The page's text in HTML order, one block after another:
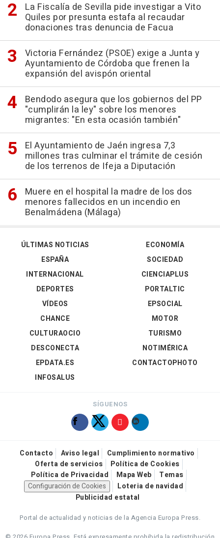
La Fiscalía de Sevilla pide investigar a Vito
Quiles por presunta estafa al recaudar
donaciones tras denuncia de Facua
Victoria Fernández (PSOE) exige a Junta y
Ayuntamiento de Córdoba que frenen la
expansión del avispón oriental
Bendodo asegura que los gobiernos del PP
"cumplirán la ley" sobre los menores
migrantes: "En esta ocasión también"
El Ayuntamiento de Jaén ingresa 7,3
millones tras culminar el trámite de cesión
de los terrenos de Ifeja a Diputación
Muere en el hospital la madre de los dos
menores fallecidos en un incendio en
Benalmádena (Málaga)
ÚLTIMAS NOTICIAS
ESPAÑA
INTERNACIONAL
DEPORTES
VÍDEOS
ECONOMÍA
SOCIEDAD
CIENCIAPLUS
PORTALTIC
EPSOCIAL
CHANCE
CULTURAOCIO
DESCONECTA
EPDATA.ES
INFOSALUS
MOTOR
TURISMO
NOTIMÉRICA
CONTACTOPHOTO
SÍGUENOS
Contacto Aviso legal
Cumplimiento normativo
Oferta de servicios
Política de Cookies
Política de Privacidad
Mapa Web
Temas
Configuración de Cookies
Loteria de navidad
Publicidad estatal
Portal de actualidad y noticias de la Agencia Europa Press.